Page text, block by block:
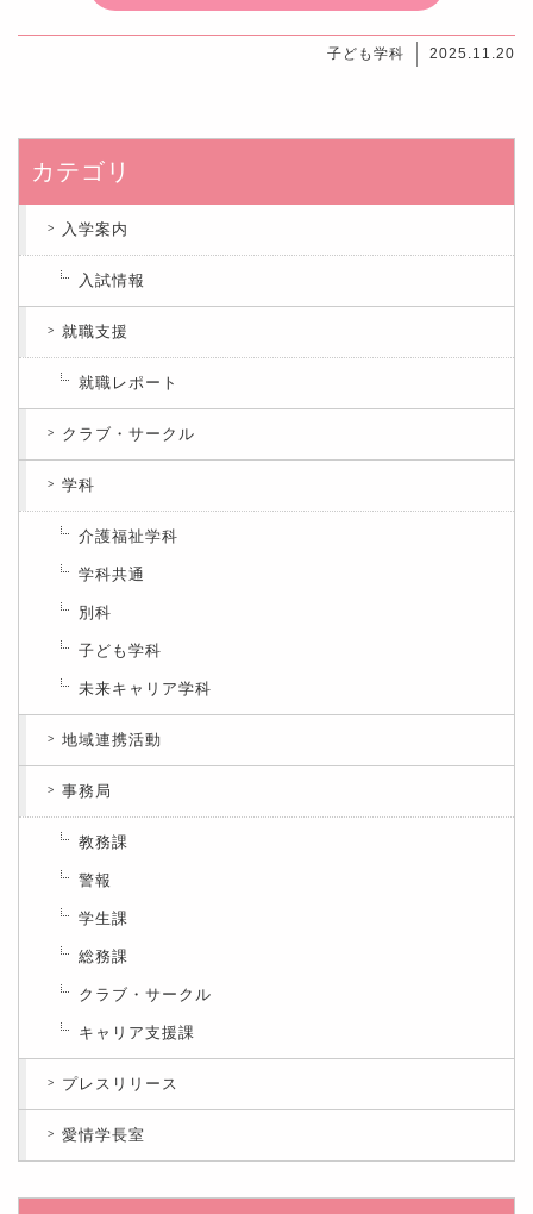
子ども学科 2025.11.20
カテゴリ
入学案内
入試情報
就職支援
就職レポート
クラブ・サークル
学科
介護福祉学科
学科共通
別科
子ども学科
未来キャリア学科
地域連携活動
事務局
教務課
警報
学生課
総務課
クラブ・サークル
キャリア支援課
プレスリリース
愛情学長室